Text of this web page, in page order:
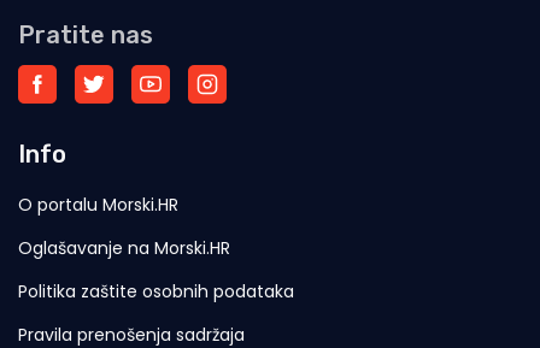
Pratite nas
Info
O portalu Morski.HR
Oglašavanje na Morski.HR
Politika zaštite osobnih podataka
Pravila prenošenja sadržaja